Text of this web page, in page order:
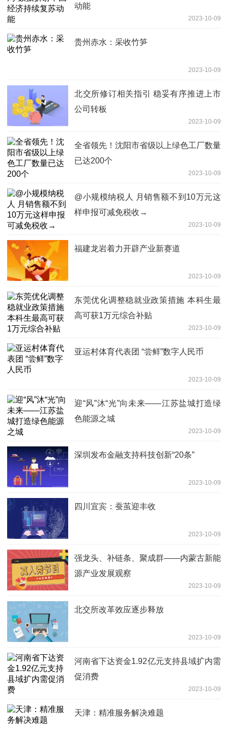
动能
2023-10-09
贵州赤水：采收竹笋
2023-10-09
北交所修订相关指引 稳妥有序推进上市
公司转板
2023-10-09
全省领先！沈阳市省级以上绿色工厂数量
已达200个
2023-10-09
@小规模纳税人 月销售额不到10万元这
样申报可减免税收→
2023-10-09
福建龙岩着力开辟产业新赛道
2023-10-09
东莞优化调整稳就业政策措施 本科生最
高可获1万元综合补贴
2023-10-09
亚运村体育代表团 “尝鲜”数字人民币
2023-10-09
迎“风”沐“光”向未来——江苏盐城打造绿
色能源之城
2023-10-09
深圳发布金融支持科技创新“20条”
2023-10-09
四川宜宾：蚕茧迎丰收
2023-10-09
强龙头、补链条、聚成群——内蒙古新能
源产业发展观察
2023-10-09
北交所改革效应逐步释放
2023-10-09
河南省下达资金1.92亿元支持县域扩内需
促消费
2023-10-09
天津：精准服务解决难题